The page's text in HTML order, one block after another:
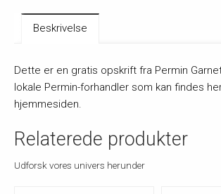
Beskrivelse
Dette er en gratis opskrift fra Permin
lokale Permin-forhandler som kan findes
hjemmesiden.
Relaterede produkter
Udforsk vores univers herunder